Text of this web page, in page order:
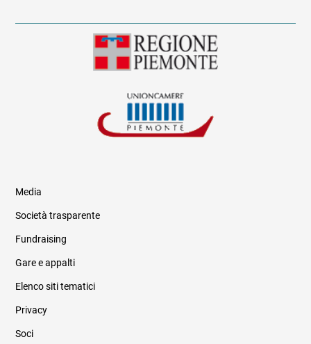
Informazioni legali e trasparenza
Media
Società trasparente
Fundraising
Gare e appalti
Elenco siti tematici
Privacy
Soci